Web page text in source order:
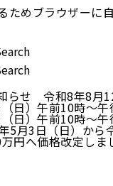
ためブラウザーに
らせ 令和8年8月
日）午前10時～
日）午前10時～
月3日（日）から
円へ価格改定しま